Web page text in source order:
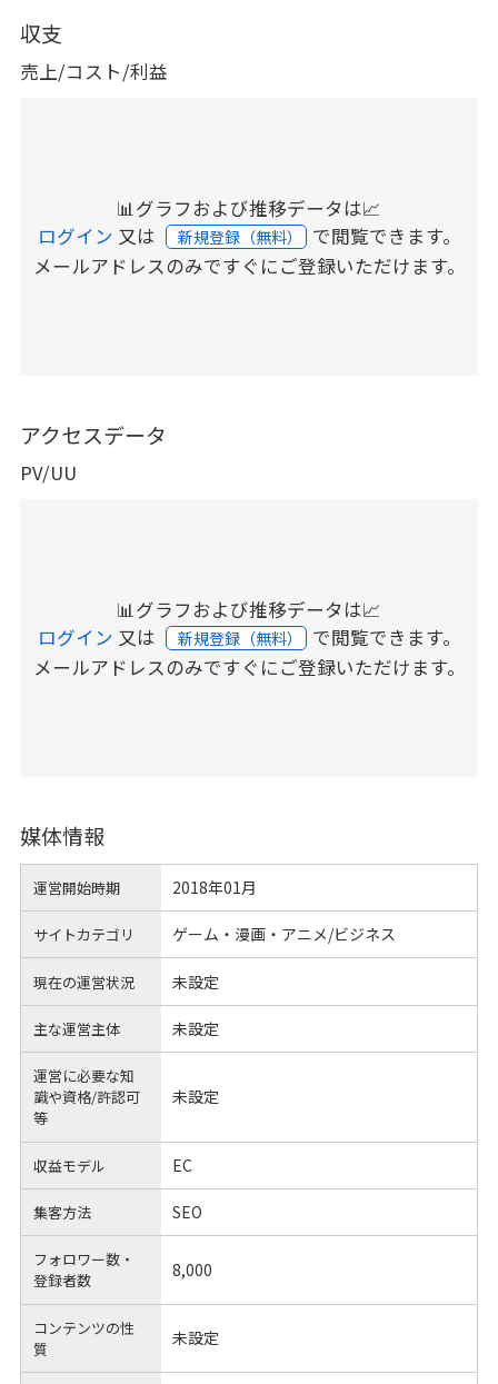
収支
売上/コスト/利益
📊グラフおよび推移データは📈
ログイン 又は 新規登録（無料） で閲覧できます。
メールアドレスのみですぐにご登録いただけます。
アクセスデータ
PV/UU
📊グラフおよび推移データは📈
ログイン 又は 新規登録（無料） で閲覧できます。
メールアドレスのみですぐにご登録いただけます。
媒体情報
運営開始時期 2018年01月
サイトカテゴリ ゲーム・漫画・アニメ/ビジネス
現在の運営状況 未設定
主な運営主体 未設定
運営に必要な知
識や資格/許認可
等
未設定
収益モデル EC
集客方法 SEO
フォロワー数・
登録者数
8,000
コンテンツの性
質
未設定